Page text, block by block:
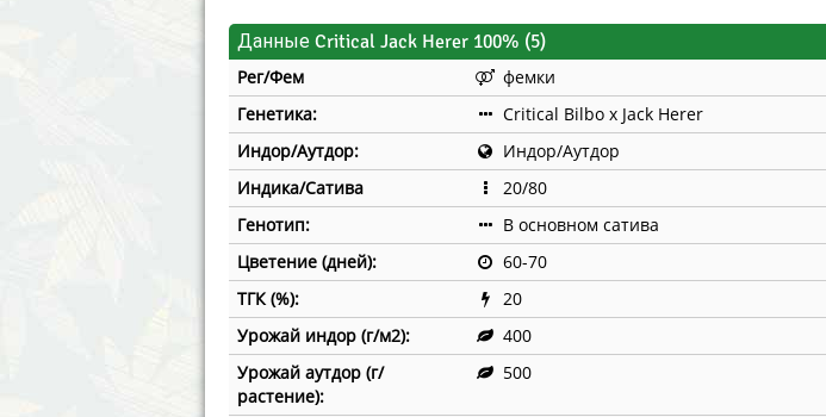
Данные Critical Jack Herer 100% (5)
Рег/Фем
фемки
Генетика:
Critical Bilbo x Jack Herer
Индор/Аутдор:
Индор/Аутдор
Индика/Сатива
20/80
Генотип:
В основном сатива
Цветение (дней):
60-70
ТГК (%):
20
Урожай индор (г/м2):
400
Урожай аутдор (г/
растение):
500